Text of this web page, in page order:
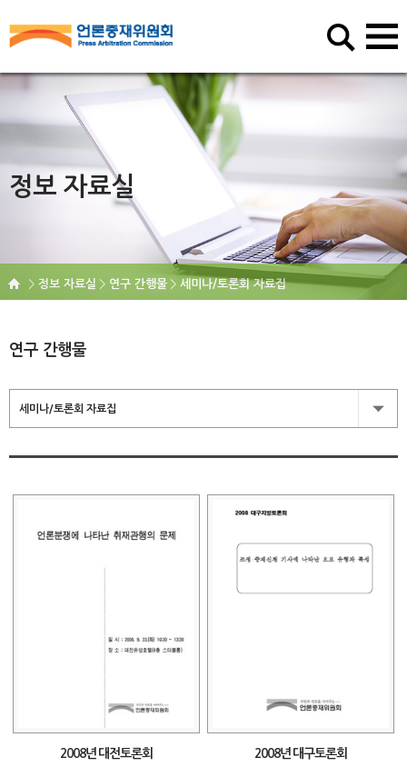
정보 자료실
정보 자료실 연구 간행물 세미나/토론회 자료집
연구 간행물
세미나/토론회 자료집
2008년 대전토론회 2008년 대구토론회